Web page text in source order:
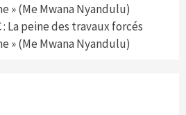
» (Me Mwana Nyandulu)
: La peine des travaux forcés
» (Me Mwana Nyandulu)